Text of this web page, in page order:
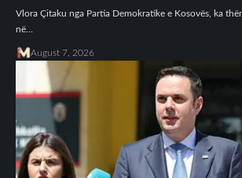
Vlora Çitaku nga Partia Demokratike e Kosovës, ka
në…
August 7, 2026